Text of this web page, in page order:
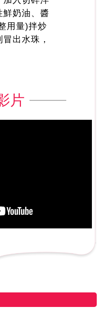
鮮奶油、醬
用量)拌炒
出水珠，
片